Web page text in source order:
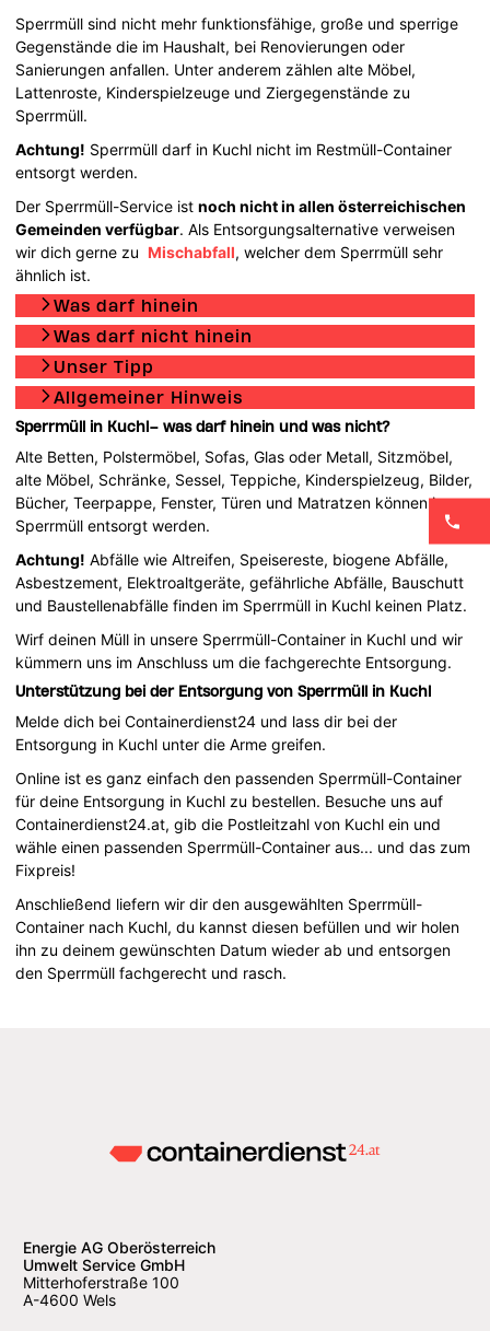
Sperrmüll sind nicht mehr funktionsfähige, große und sperrige
Gegenstände die im Haushalt, bei Renovierungen oder
Sanierungen anfallen. Unter anderem zählen alte Möbel,
Lattenroste, Kinderspielzeuge und Ziergegenstände zu
Sperrmüll.
Achtung! Sperrmüll darf in Kuchl nicht im Restmüll-Container
entsorgt werden.
Der Sperrmüll-Service istnoch nicht in allen österreichischen
Gemeinden verfügbar. Als Entsorgungsalternative verweisen
wir dich gerne zu Mischabfall, welcher dem Sperrmüll sehr
ähnlich ist.
Was darf hinein
Was darf nicht hinein
Unser Tipp
Allgemeiner Hinweis
Sperrmüll in Kuchl– was darf hinein und was nicht?
Alte Betten, Polstermöbel, Sofas, Glas oder Metall, Sitzmöbel,
alte Möbel, Schränke, Sessel, Teppiche, Kinderspielzeug, Bilder,
Bücher, Teerpappe, Fenster, Türen und Matratzen können im
Sperrmüll entsorgt werden.
Achtung! Abfälle wie Altreifen, Speisereste, biogene Abfälle,
Asbestzement, Elektroaltgeräte, gefährliche Abfälle, Bauschutt
und Baustellenabfälle finden im Sperrmüll in Kuchl keinen Platz.
Wirf deinen Müll in unsere Sperrmüll-Container in Kuchl und wir
kümmern uns im Anschluss um die fachgerechte Entsorgung.
Unterstützung bei der Entsorgung von Sperrmüll in Kuchl
Melde dich bei Containerdienst24 und lass dir bei der
Entsorgung in Kuchl unter die Arme greifen.
Online ist es ganz einfach den passenden Sperrmüll-Container
für deine Entsorgung in Kuchl zu bestellen. Besuche uns auf
Containerdienst24.at, gib die Postleitzahl von Kuchl ein und
wähle einen passenden Sperrmüll-Container aus... und das zum
Fixpreis!
Anschließend liefern wir dir den ausgewählten Sperrmüll-
Container nach Kuchl, du kannst diesen befüllen und wir holen
ihn zu deinem gewünschten Datum wieder ab und entsorgen
den Sperrmüll fachgerecht und rasch.
Energie AG Oberösterreich
Umwelt Service GmbH
Mitterhoferstraße 100
A-4600 Wels